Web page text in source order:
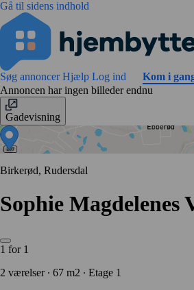
Gå til sidens indhold
Søg annoncerHjælp Log ind
Kom i
Annoncen har ingen billeder endnu
Gadevisning
Birkerød, Rudersdal
Sophie Magdelenes
1 for 1
2 værelser ∙ 67 m2 ∙ Etage 1